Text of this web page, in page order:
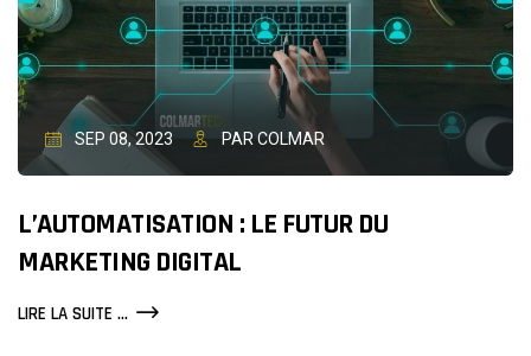
SEP 08, 2023 PAR COLMAR
L’AUTOMATISATION : LE FUTUR DU
MARKETING DIGITAL
LIRE LA SUITE ...L’AUTOMATISATION